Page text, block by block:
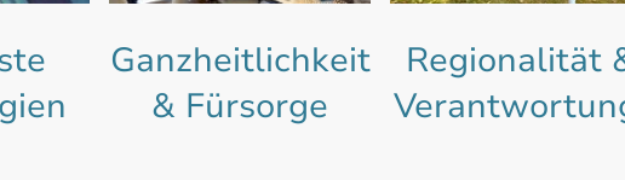
Ganzheitlichkeit
& Fürsorge
Regionalität